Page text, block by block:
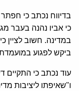
בדיווח נכתב כי חפתר
במדינה. חשוב לציין
ביקש לפגוע
עוד נכתב כי התקיים
ו"שאיפתו ליציבות